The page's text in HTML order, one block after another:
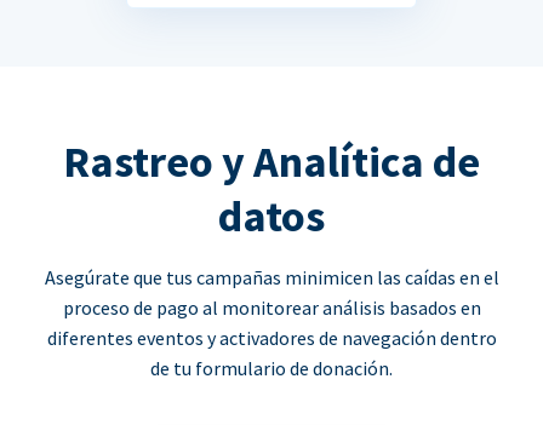
Rastreo y Analítica de
datos
Asegúrate que tus campañas minimicen las caídas en el
proceso de pago al monitorear análisis basados en
diferentes eventos y activadores de navegación dentro
de tu formulario de donación.